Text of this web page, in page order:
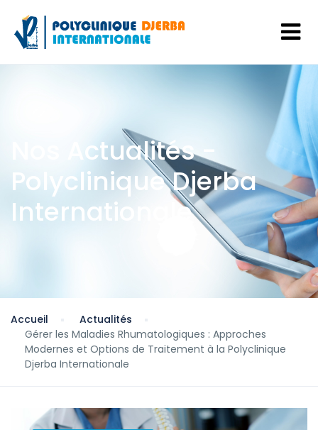
Nos Actualités -
Polyclinique Djerba
Internationale
Accueil
Actualités
Gérer les Maladies Rhumatologiques : Approches
Modernes et Options de Traitement à la Polyclinique
Djerba Internationale